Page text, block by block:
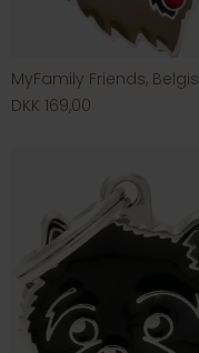
DKK 169,00